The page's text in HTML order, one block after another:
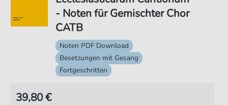
- Noten für Gemischter Chor
CATB
Noten PDF Download
Besetzungen mit Gesang
Fortgeschritten
39,80 €